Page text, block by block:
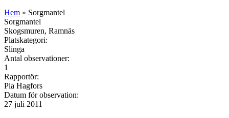
Hem » Sorgmantel
Sorgmantel
Skogsmuren, Ramnäs
Platskategori:
Slinga
Antal observationer:
1
Rapportör:
Pia Hagfors
Datum för observation:
27 juli 2011